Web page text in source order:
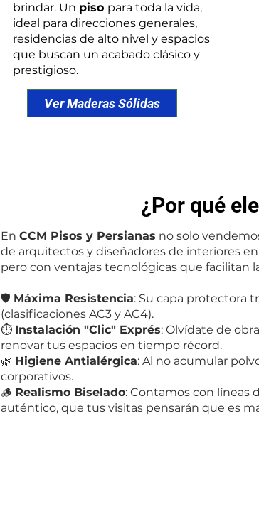
brindar. Un piso para toda la vida,
ideal para direcciones generales,
residencias de alto nivel y espacios
que buscan un acabado clásico y
prestigioso.
Ver Maderas Sólidas
¿Por qué
En CCM Pisos y Persianas no solo
de arquitectos y diseñadores de interiores
pero con ventajas tecnológicas que facilitan
🛡️ Máxima Resistencia: Su capa protectora
(clasificaciones AC3 y AC4).
⏱️ Instalación "Clic" Exprés: Olvídate de
renovar tus espacios en tiempo récord.
🌿 Higiene Antialérgica: Al no acumular
corporativos.
🪵 Realismo Biselado: Contamos con líneas
auténtico, que tus visitas pensarán que es